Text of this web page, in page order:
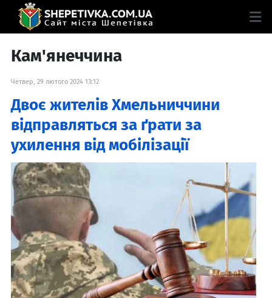
Кам'янеччина
Четвер, 29 лютого 2024 13:12
Двоє жителів Хмельниччини
відправляться за ґрати за
ухилення від мобілізації